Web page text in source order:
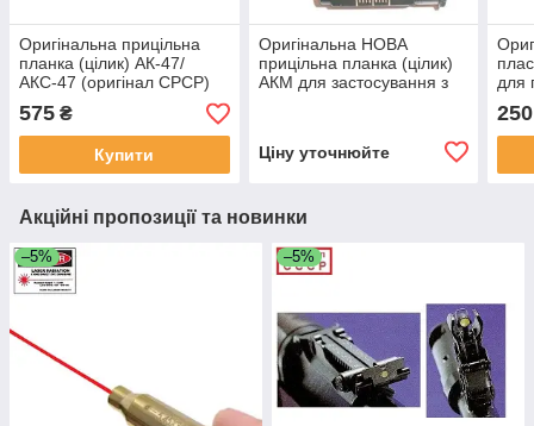
Оригінальна прицільна
планка (цілик) АК-47/
АКС-47 (оригінал СРСР)
575 ₴
Купити
Оригінальна НОВА
прицільна планка (цілик)
АКМ для застосування з
Ціну уточнюйте
для
/
250
Акційні пропозиції та новинки
–5% –5%